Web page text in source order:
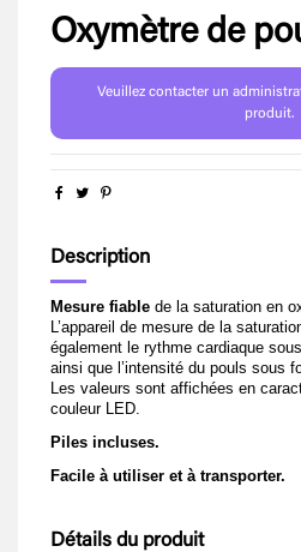
Oxymètre de
Veuillez contacter un
produit.
Description
Mesure fiable de la saturation en
L’appareil de mesure de la
également le rythme cardiaque
ainsi que l’intensité du pouls sous
Les valeurs sont affichées en
couleur LED.
Piles incluses.
Facile à utiliser et à transporter.
Détails du produit